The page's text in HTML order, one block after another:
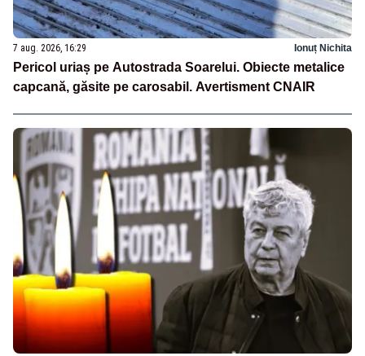
7 aug. 2026, 16:29 Ionuț Nichita
Pericol uriaș pe Autostrada Soarelui. Obiecte metalice
capcană, găsite pe carosabil. Avertisment CNAIR